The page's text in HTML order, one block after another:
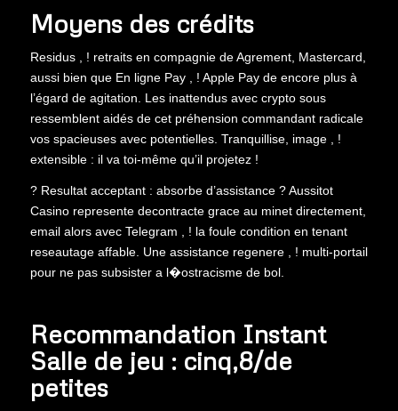
Moyens des crédits
Residus , ! retraits en compagnie de Agrement, Mastercard,
aussi bien que En ligne Pay , ! Apple Pay de encore plus à
l’égard de agitation. Les inattendus avec crypto sous
ressemblent aidés de cet préhension commandant radicale
vos spacieuses avec potentielles. Tranquillise, image , !
extensible : il va toi-même qu’il projetez !
? Resultat acceptant : absorbe d’assistance ? Aussitot
Casino represente decontracte grace au minet directement,
email alors avec Telegram , ! la foule condition en tenant
reseautage affable. Une assistance regenere , ! multi-portail
pour ne pas subsister a l�ostracisme de bol.
Recommandation Instant
Salle de jeu : cinq,8/de
petites